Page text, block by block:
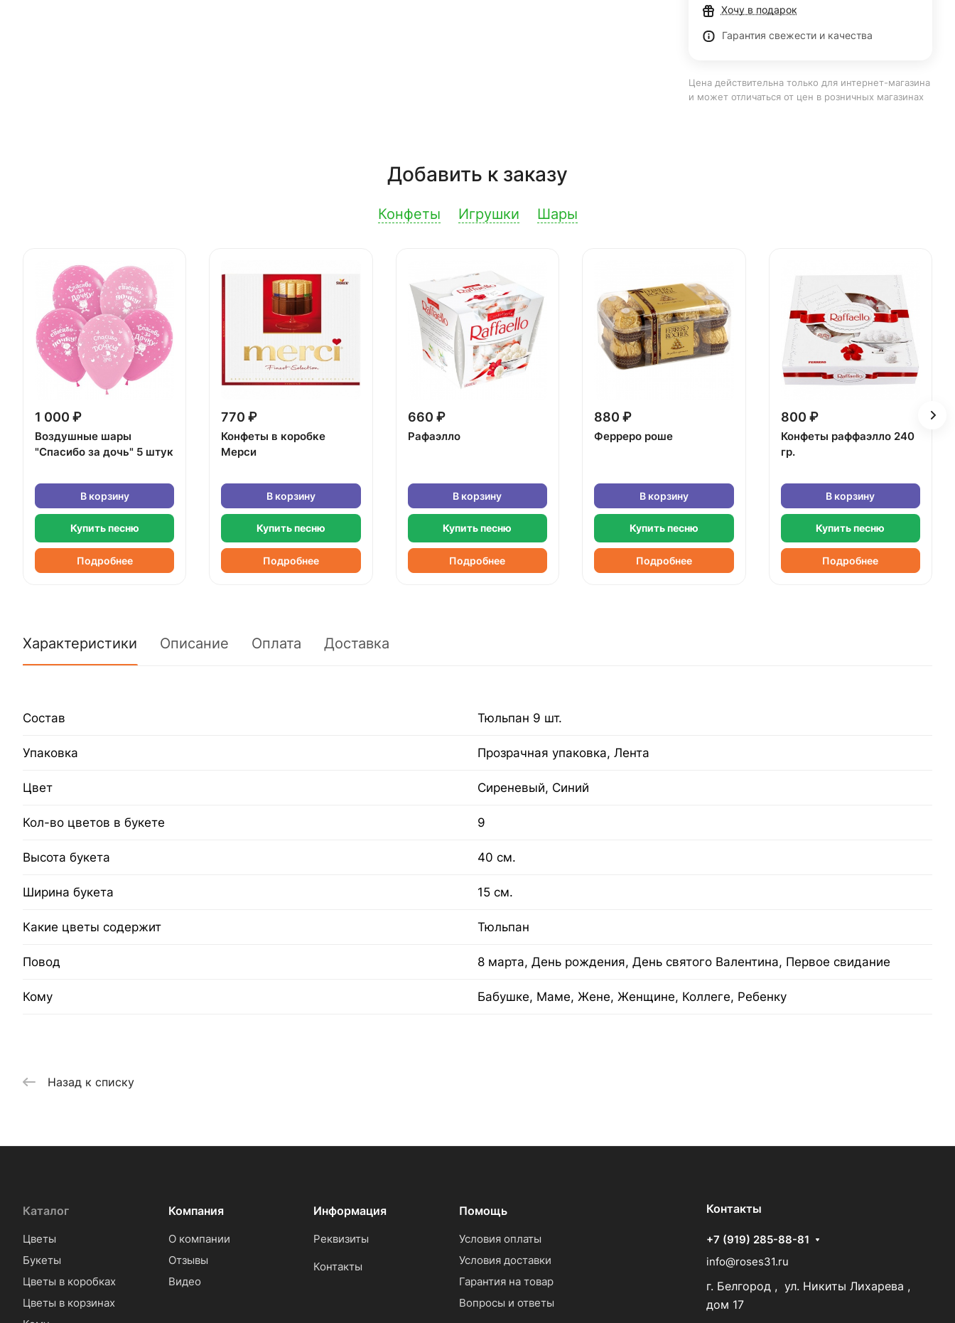
Хочу в подарок
Гарантия свежести и качества
Цена действительна только для интернет-магазина
и может отличаться от цен в розничных магазинах
Добавить к заказу
Конфеты Игрушки Шары
1 000 ₽
Воздушные шары
"Спасибо за дочь" 5 штук
В корзину
Купить песню
Подробнее
770 ₽
Конфеты в коробке
Мерси
В корзину
Купить песню
Подробнее
660 ₽
Рафаэлло
В корзину
Купить песню
Подробнее
880 ₽
Ферреро роше
В корзину
Купить песню
Подробнее
800 ₽
Конфеты раффаэлло 240
гр.
В корзину
Купить песню
Подробнее
Характеристики Описание Оплата Доставка
Состав Тюльпан 9 шт.
Упаковка Прозрачная упаковка, Лента
Цвет Сиреневый, Синий
Кол-во цветов в букете 9
Высота букета 40 см.
Ширина букета 15 см.
Какие цветы содержит Тюльпан
Повод 8 марта, День рождения, День святого Валентина, Первое свидание
Кому Бабушке, Маме, Жене, Женщине, Коллеге, Ребенку
Назад к списку
Каталог
Цветы
Букеты
Цветы в коробках
Цветы в корзинах
Компания
О компании
Отзывы
Видео
Информация
Реквизиты
Контакты
Помощь
Условия оплаты
Условия доставки
Гарантия на товар
Вопросы и ответы
Контакты
+7 (919) 285-88-81
info@roses31.ru
г. Белгород , ул. Никиты Лихарева ,
дом 17